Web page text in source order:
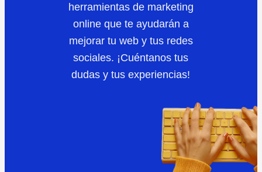
herramientas de marketing
online que te ayudarán a
mejorar tu web y tus redes
sociales. ¡Cuéntanos tus
dudas y tus experiencias!